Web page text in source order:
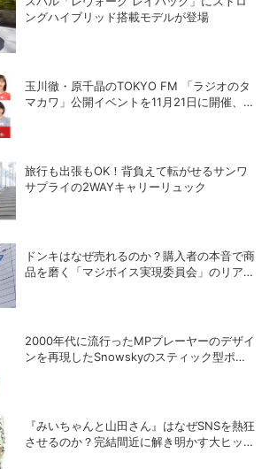
ングハイブリッド搭載モデルが登場
玉川徹・原千晶のTOKYO FM 「ラジオのタ
マカワ」公開イベントを11月21日に開催、ゲ
旅行も出張もOK！背負えて転がせるサンワ
サプライの2WAYキャリーリュック
ドンキはなぜ売れるのか？購入者の本音で商
品を磨く「マジボイス実現委員会」のリアル
2000年代に流行ったMPプレーヤーのデザイ
ンを再現したSnowskyのスティック型ポー
『みいちゃんと山田さん』はなぜSNSを熱狂
させるのか？完結間近に解き明かす大ヒット